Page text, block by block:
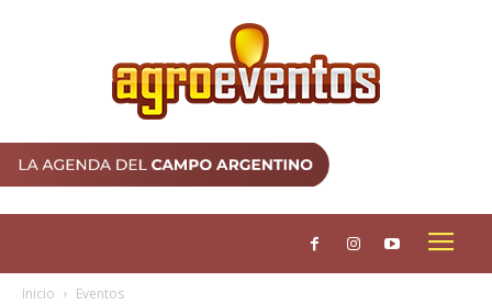
Inicio Eventos